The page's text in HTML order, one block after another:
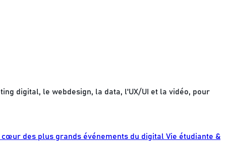
digital, le webdesign, la data, l'UX/UI et la vidéo, pour
cœur des plus grands événements du digital Vie étudiante &